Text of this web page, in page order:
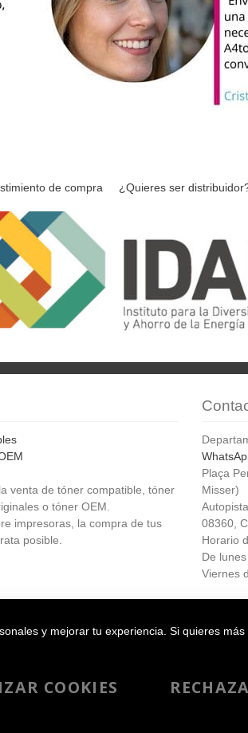
de compra ¿Quieres ser
venta de tóner compatible, tóner
o tóner OEM.
impresoras, la compra de tus
posible.
Plaça
Misser)
08360,
Horario
De
Viernes
y mejorar tu experiencia. Si quieres
COOKIES